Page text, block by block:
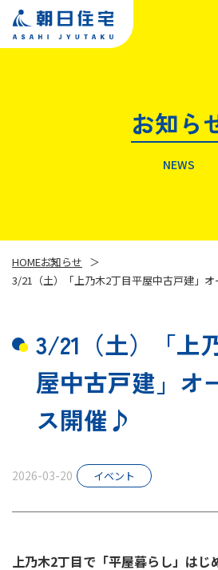
私たちが選ばれる理由
スタッフ紹介
お知ら
NEWS
HOMEお知らせ
3/21（土）「上乃木2丁目平屋中古戸建」
3/21（土）「上
屋中古戸建」オ
ス開催♪
2026-03-20 イベント
上乃木2丁目で「平屋暮らし」はじ